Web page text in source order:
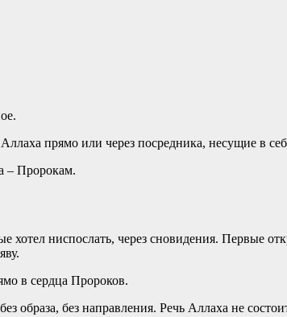
прямо или через посредника, несущие в
– Пророкам.
ниспослать, через сновидения. Первые
в сердца Пророков.
образа, без направления. Речь Аллаха не